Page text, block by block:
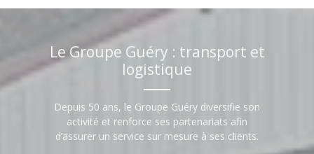
Le Groupe Guéry : transport et
logistique
Depuis 50 ans, le Groupe Guéry diversifie son
activité et renforce ses partenariats afin
d’assurer un service sur mesure à ses clients.